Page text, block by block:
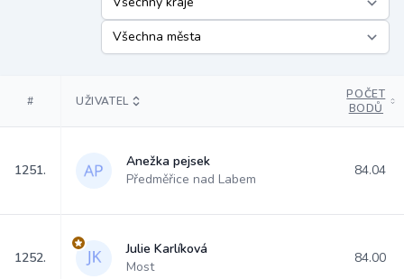
# UŽIVATEL
POČET
BODŮ
1251.
Anežka pejsek
Předměřice nad Labem
84.04
1252.
Julie Karlíková
Most
84.00